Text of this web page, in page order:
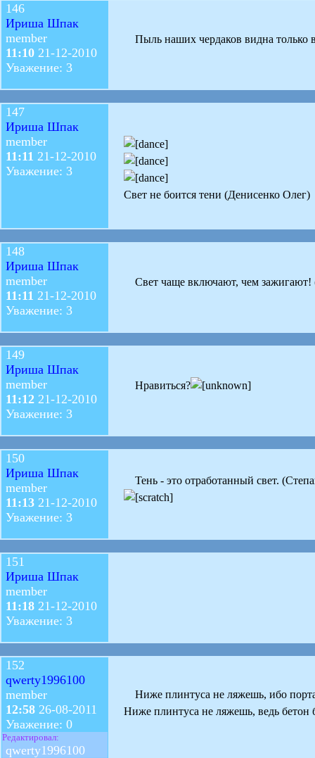
146
Ириша Шпак
member
11:10 21-12-2010
Уважение: 3
Пыль наших чердаков видна только
147
Ириша Шпак
member
11:11 21-12-2010
Уважение: 3
Свет не боится тени (Денисенко Олег)
148
Ириша Шпак
member
11:11 21-12-2010
Уважение: 3
Свет чаще включают, чем
149
Ириша Шпак
member
11:12 21-12-2010
Уважение: 3
Нравиться?
150
Ириша Шпак
member
11:13 21-12-2010
Уважение: 3
Тень - это отработанный свет.
151
Ириша Шпак
member
11:18 21-12-2010
Уважение: 3
152
qwerty1996100
member
12:58 26-08-2011
Уважение: 0
Редактировал:
qwerty1996100
Ниже плинтуса не ляжешь, ибо
Ниже плинтуса не ляжешь, ведь бетон